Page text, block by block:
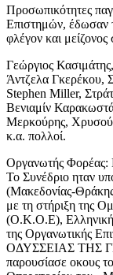
Προσωπικότητες
Επιστημών, έδωσαν
φλέγον και
Γεώργιος
Άντζελα Γκερέκου,
Stephen Miller,
Βενιαμίν
Μερκούρης,
κ.α. πολλοί.
Οργανωτής Φορέας:
Το Συνέδριο ηταν
(Μακεδονίας-
με τη στήριξη της
(Ο.Κ.Ο.Ε),
της Οργανωτικής
ΟΔΥΣΣΕΙΑΣ ΤΗΣ
παρουσίασε οκους